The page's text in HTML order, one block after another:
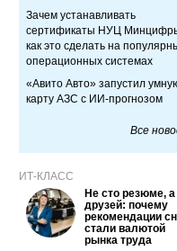
Зачем устанавливать
сертификаты НУЦ
как это сделать на
операционных системах
«Авито Авто» запустил
карту АЗС с ИИ-прогнозом
Все
ИТ-КЛАСС
Не сто резюме, а
друзей: почему
рекомендации
стали валютой
рынка труда